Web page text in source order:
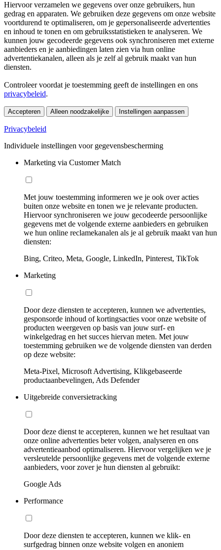
Hiervoor verzamelen we gegevens over onze gebruikers, hun
gedrag en apparaten. We gebruiken deze gegevens om onze website
voortdurend te optimaliseren, om je gepersonaliseerde advertenties
en inhoud te tonen en om gebruiksstatistieken te analyseren. We
kunnen jouw gecodeerde gegevens ook synchroniseren met externe
aanbieders en je aanbiedingen laten zien via hun online
advertentiekanalen, alleen als je zelf al gebruik maakt van hun
diensten.
Controleer voordat je toestemming geeft de instellingen en ons
privacybeleid.
Accepteren Alleen noodzakelijke Instellingen aanpassen
Privacybeleid
Individuele instellingen voor gegevensbescherming
Marketing via Customer Match
Met jouw toestemming informeren we je ook over acties
buiten onze website en tonen we je relevante producten.
Hiervoor synchroniseren we jouw gecodeerde persoonlijke
gegevens met de volgende externe aanbieders en gebruiken
we hun online reclamekanalen als je al gebruik maakt van hun
diensten:
Bing, Criteo, Meta, Google, LinkedIn, Pinterest, TikTok
Marketing
Door deze diensten te accepteren, kunnen we advertenties,
gesponsorde inhoud of kortingsacties voor onze website of
producten weergeven op basis van jouw surf- en
winkelgedrag en het succes hiervan meten. Met jouw
toestemming gebruiken we de volgende diensten van derden
op deze website:
Meta-Pixel, Microsoft Advertising, Klikgebaseerde
productaanbevelingen, Ads Defender
Uitgebreide conversietracking
Door deze dienst te accepteren, kunnen we het resultaat van
onze online advertenties beter volgen, analyseren en ons
advertentieaanbod optimaliseren. Hiervoor vergelijken we je
versleutelde persoonlijke gegevens met de volgende externe
aanbieders, voor zover je hun diensten al gebruikt:
Google Ads
Performance
Door deze diensten te accepteren, kunnen we klik- en
surfgedrag binnen onze website volgen en anoniem